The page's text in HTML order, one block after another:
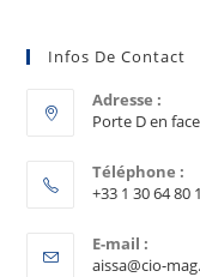
Infos De Contact
Adresse :
Porte D en
Téléphone :
+33 1 30 64 80
E-mail :
aissa@cio-